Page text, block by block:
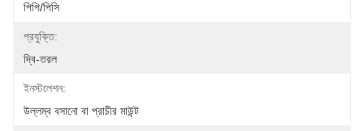
পিপি/পিসি
প্রযুক্তি:
দ্বি-তরল
ইনস্টলেশন:
উল্লম্ব বসানো বা প্রাচীর মাউন্ট